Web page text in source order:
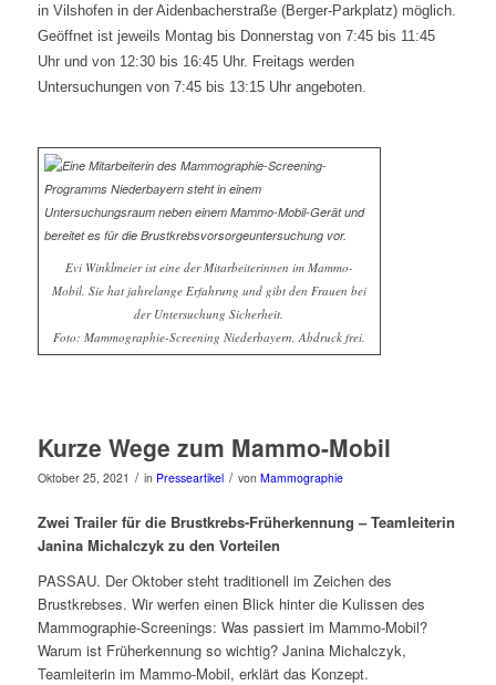
in Vilshofen in der Aidenbacherstraße (Berger-Parkplatz) möglich.
Geöffnet ist jeweils Montag bis Donnerstag von 7:45 bis 11:45
Uhr und von 12:30 bis 16:45 Uhr. Freitags werden
Untersuchungen von 7:45 bis 13:15 Uhr angeboten.
Evi Winklmeier ist eine der Mitarbeiterinnen im Mammo-
Mobil. Sie hat jahrelange Erfahrung und gibt den Frauen bei
der Untersuchung Sicherheit.
Foto: Mammographie-Screening Niederbayern, Abdruck frei.
Kurze Wege zum Mammo-Mobil
Oktober 25, 2021 / in Presseartikel / von Mammographie
Zwei Trailer für die Brustkrebs-Früherkennung – Teamleiterin
Janina Michalczyk zu den Vorteilen
PASSAU. Der Oktober steht traditionell im Zeichen des
Brustkrebses. Wir werfen einen Blick hinter die Kulissen des
Mammographie-Screenings: Was passiert im Mammo-Mobil?
Warum ist Früherkennung so wichtig? Janina Michalczyk,
Teamleiterin im Mammo-Mobil, erklärt das Konzept.